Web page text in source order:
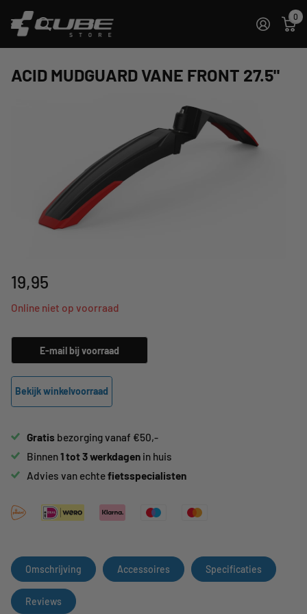
0
ACID MUDGUARD VANE FRONT 27.5"
19,95
Online niet op voorraad
E-mail bij voorraad
Bekijk winkelvoorraad
Gratis bezorging vanaf €50,-
Binnen1 tot 3 werkdagen in huis
Advies van echtefietsspecialisten
Omschrijving Accessoires Specificaties
Reviews